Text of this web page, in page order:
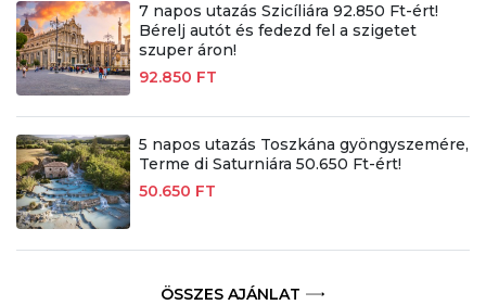
7 napos utazás Szicíliára 92.850 Ft-ért!
Bérelj autót és fedezd fel a szigetet
szuper áron!
92.850 FT
5 napos utazás Toszkána gyöngyszemére,
Terme di Saturniára 50.650 Ft-ért!
50.650 FT
ÖSSZES AJÁNLAT